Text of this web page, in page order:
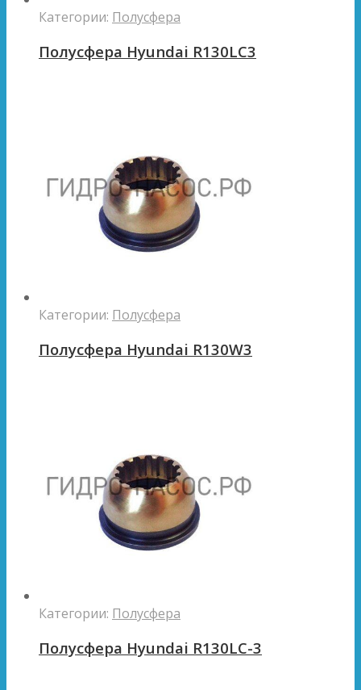
Категории: Полусфера
Полусфера Hyundai R130LC3
Категории: Полусфера
Полусфера Hyundai R130W3
Категории: Полусфера
Полусфера Hyundai R130LC-3